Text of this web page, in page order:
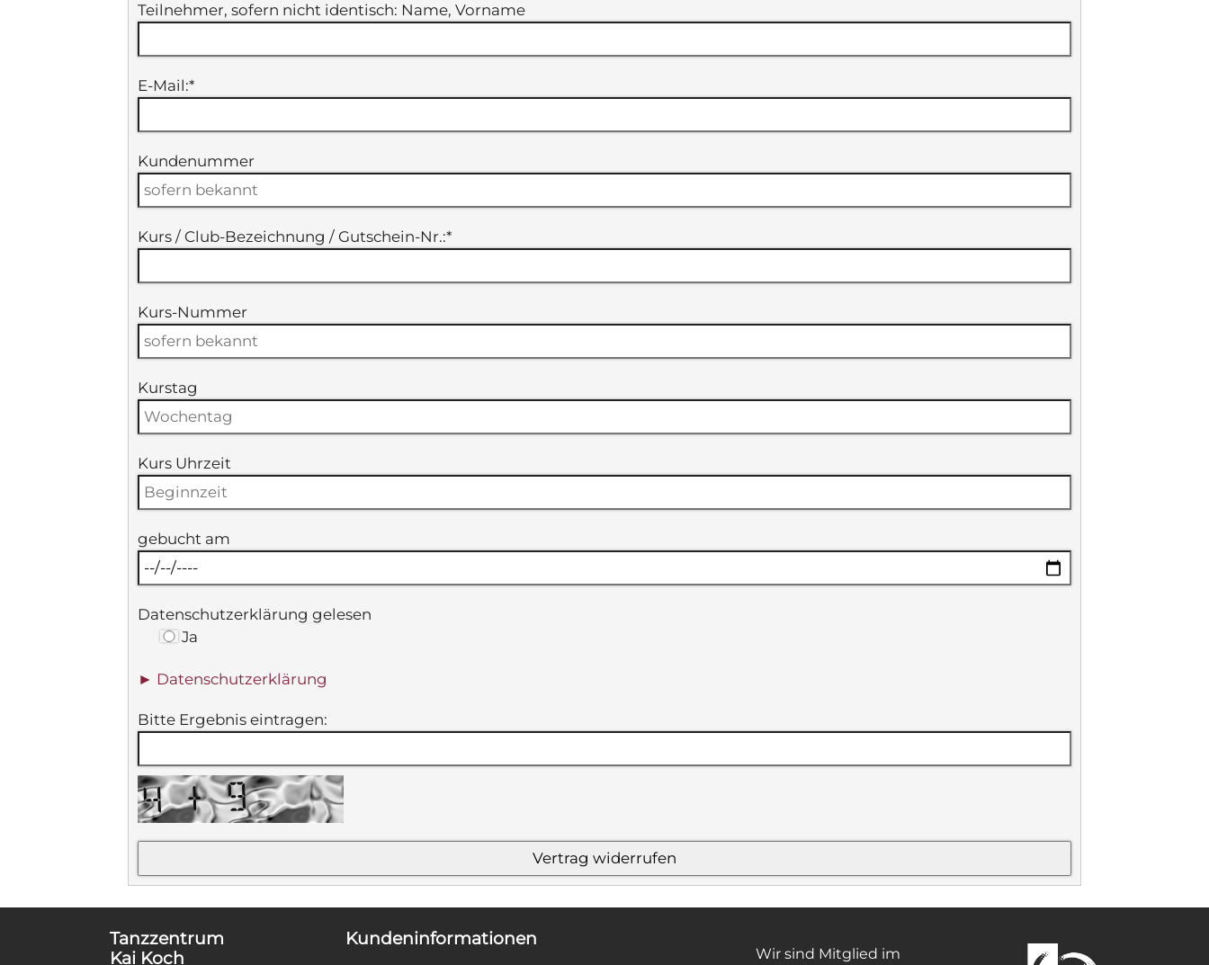
Teilnehmer, sofern nicht identisch: Name, Vorname
E-Mail:*
Kundenummer
Kurs / Club-Bezeichnung / Gutschein-Nr.:*
Kurs-Nummer
Kurstag
Kurs Uhrzeit
gebucht am
Datenschutzerklärung gelesen
Ja
► Datenschutzerklärung
Bitte Ergebnis eintragen:
Tanzzentrum
Kai Koch
Kundeninformationen
Wir sind Mitglied im